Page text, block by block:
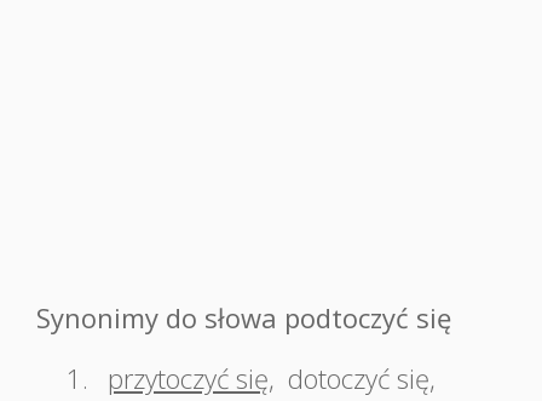
Synonimy do słowa podtoczyć się
1.
przytoczyć się, dotoczyć się,